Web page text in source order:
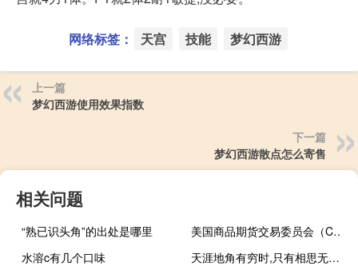
网络标签： 天宫 技能 梦幻西游
上一篇
梦幻西游使用效果指数
下一篇
梦幻西游散点怎么寄售
相关问题
“熟已识头角”的出处是哪里
美国商品期货交易委员会（CFTC）：截至8月29日当周投机者将CBOT美国2年期国债期货净空头头寸减少100969手至1169856手；投机者将CBOT美国5年期国债期货净空头头寸减少38959手至1004623手；投机者将CBOT美国10年期国债期货净空头头寸增加110678手至805553手
水溶c有几个口味
天涯地角有穷时,只有相思无尽处.意思